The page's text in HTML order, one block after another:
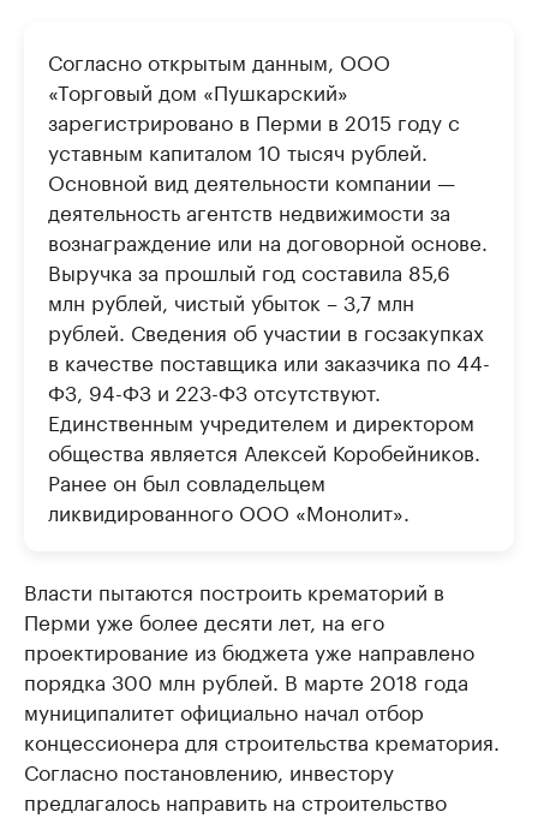
Согласно открытым данным, ООО
«Торговый дом «Пушкарский»
зарегистрировано в Перми в 2015 году с
уставным капиталом 10 тысяч рублей.
Основной вид деятельности компании —
деятельность агентств недвижимости за
вознаграждение или на договорной основе.
Выручка за прошлый год составила 85,6
млн рублей, чистый убыток – 3,7 млн
рублей. Сведения об участии в госзакупках
в качестве поставщика или заказчика по 44-
ФЗ, 94-ФЗ и 223-ФЗ отсутствуют.
Единственным учредителем и директором
общества является Алексей Коробейников.
Ранее он был совладельцем
ликвидированного ООО «Монолит».
Власти пытаются построить крематорий в
Перми уже более десяти лет, на его
проектирование из бюджета уже направлено
порядка 300 млн рублей. В марте 2018 года
муниципалитет официально начал отбор
концессионера для строительства крематория.
Согласно постановлению, инвестору
предлагалось направить на строительство